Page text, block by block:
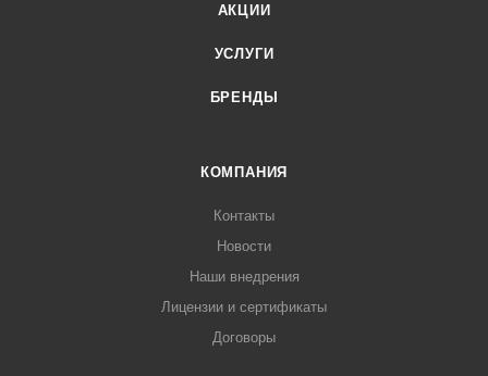
АКЦИИ
УСЛУГИ
БРЕНДЫ
КОМПАНИЯ
Контакты
Новости
Наши внедрения
Лицензии и сертификаты
Договоры